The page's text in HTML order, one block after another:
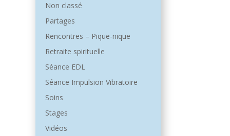
Non classé
Partages
Rencontres – Pique-nique
Retraite spirituelle
Séance EDL
Séance Impulsion Vibratoire
Soins
Stages
Vidéos